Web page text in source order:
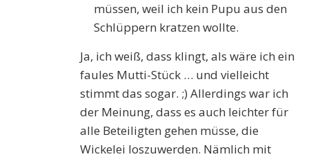
müssen, weil ich kein Pupu aus den
Schlüppern kratzen wollte.
Ja, ich weiß, dass klingt, als wäre ich ein
faules Mutti-Stück … und vielleicht
stimmt das sogar. ;) Allerdings war ich
der Meinung, dass es auch leichter für
alle Beteiligten gehen müsse, die
Wickelei loszuwerden. Nämlich mit